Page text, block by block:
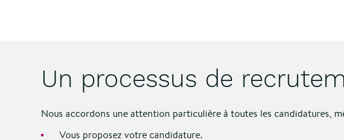
Un processus de
Nous accordons une attention particulière à toutes les candidatures,
Vous proposez votre candidature.